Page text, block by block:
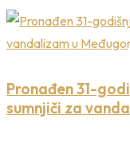
Pronađen 31-
sumnjiči za